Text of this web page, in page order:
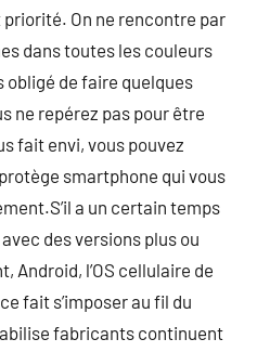
On ne rencontre par
dans toutes les couleurs
obligé de faire quelques
ne repérez pas pour être
fait envi, vous pouvez
smartphone qui vous
a un certain temps
des versions plus ou
Android, l’OS cellulaire de
fait s’imposer au fil du
fabricants continuent